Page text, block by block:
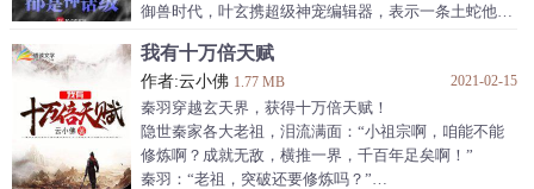
作者自定义标签 轻松
御兽时代，叶玄携超级神宠编辑器，表示一条土蛇他也
成了神猿。他养的小鸟，变成了一只巨鲲鹏。
我有十万倍天赋
作者:云小佛 1.77 MB 2021-02-15
秦羽穿越玄天界，获得十万倍天赋！
隐世秦家各大老祖，泪流满面：“小祖宗啊，咱能不能
修炼啊？成就无敌，横推一界，千百年足矣啊！”
秦羽：“老祖，突破还要修炼吗？”